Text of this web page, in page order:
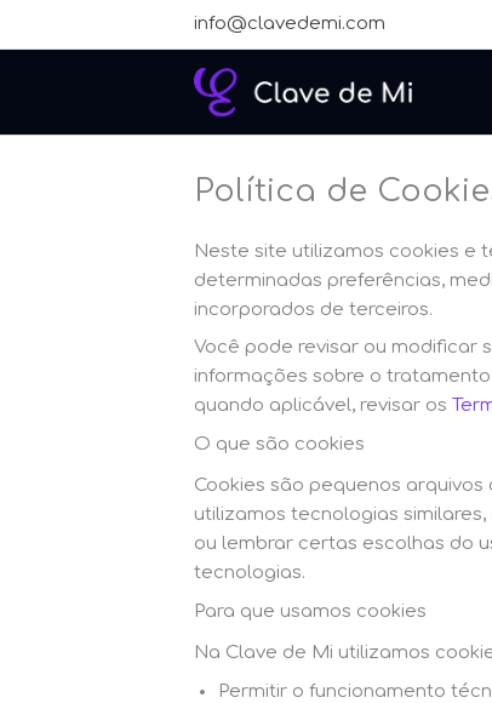
info@clavedemi.com
Política de
Neste site utilizamos cookies e
determinadas preferências,
incorporados de terceiros.
Você pode revisar ou modificar
informações sobre o
quando aplicável, revisar os
O que são cookies
Cookies são pequenos
utilizamos tecnologias
ou lembrar certas escolhas do
tecnologias.
Para que usamos cookies
Na Clave de Mi utilizamos
Permitir o funcionamento